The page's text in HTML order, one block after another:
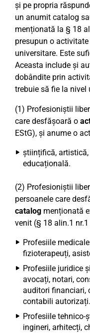
și pe propria
un anumit catalog
menționată la § 18
presupun o
universitare. Este
Aceasta include și
dobândite prin
trebuie să fie la nivel
(1) Profesioniștii
care desfășoară o
EStG), și anume o
științifică, artistică,
educațională.
(2) Profesioniștii
persoanele care
catalog menționată
venit (§ 18 alin.1 nr.1
Profesiile
fizioterapeuți,
Profesiile juridice
avocați, notari,
auditori financiari,
contabili autorizați.
Profesiile tehnico-
ingineri, arhitecți,